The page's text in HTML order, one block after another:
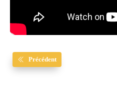
Précédent